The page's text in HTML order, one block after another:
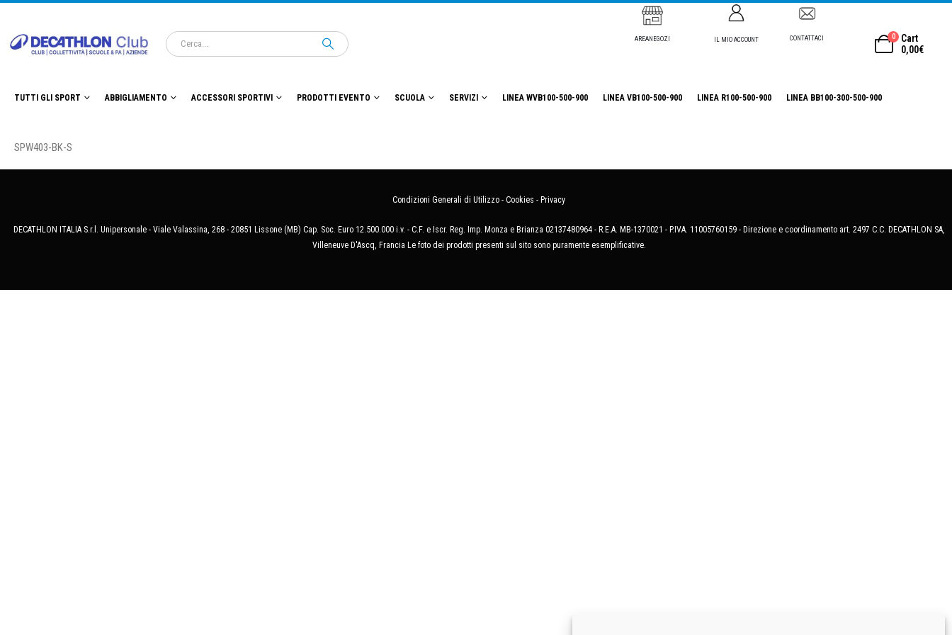
AREANEGOZI IL MIO ACCOUNT CONTATTACI 0
Cart
0,00€
TUTTI GLI SPORT ABBIGLIAMENTO ACCESSORI SPORTIVI PRODOTTI EVENTO SCUOLA SERVIZI LINEA WVB100-500-900 LINEA VB100-500-900 LINEA R100-500-900 LINEA BB100-300-500-900
SPW403-BK-S
Condizioni Generali di Utilizzo - Cookies - Privacy
DECATHLON ITALIA S.r.l. Unipersonale - Viale Valassina, 268 - 20851 Lissone (MB) Cap. Soc. Euro 12.500.000 i.v. - C.F. e Iscr. Reg. Imp. Monza e Brianza 02137480964 - R.E.A. MB-1370021 - P.IVA. 11005760159 - Direzione e coordinamento art. 2497 C.C. DECATHLON SA,
Villeneuve D'Ascq, Francia Le foto dei prodotti presenti sul sito sono puramente esemplificative.